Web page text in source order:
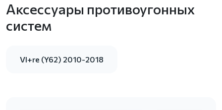
Аксессуары противоугонных
систем
VI+re (Y62) 2010-2018